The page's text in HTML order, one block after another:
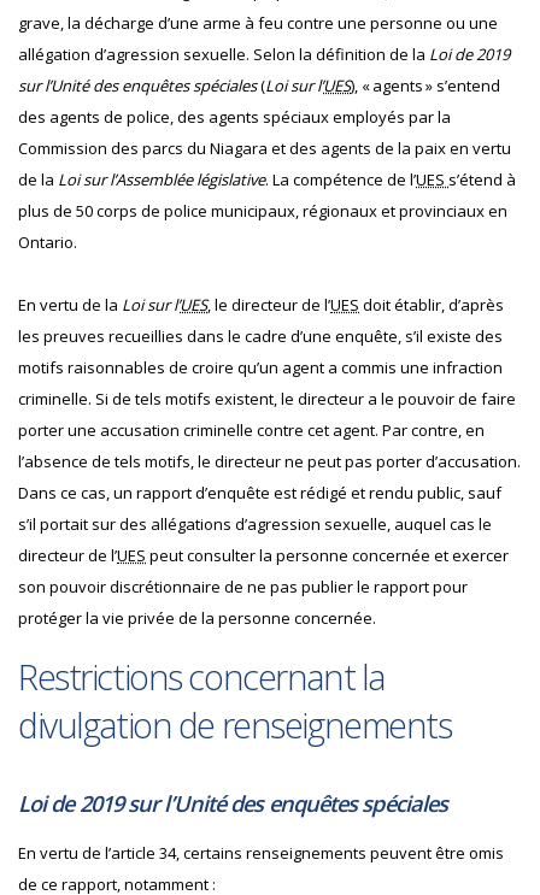
grave, la décharge d’une arme à feu contre une personne ou une
allégation d’agression sexuelle. Selon la définition de la Loi de 2019
sur l’Unité des enquêtes spéciales(Loi sur l’UES), « agents » s’entend
des agents de police, des agents spéciaux employés par la
Commission des parcs du Niagara et des agents de la paix en vertu
de la Loi sur l’Assemblée législative. La compétence de l’UES s’étend à
plus de 50 corps de police municipaux, régionaux et provinciaux en
Ontario.
En vertu de la Loi sur l’UES, le directeur de l’UES doit établir, d’après
les preuves recueillies dans le cadre d’une enquête, s’il existe des
motifs raisonnables de croire qu’un agent a commis une infraction
criminelle. Si de tels motifs existent, le directeur a le pouvoir de faire
porter une accusation criminelle contre cet agent. Par contre, en
l’absence de tels motifs, le directeur ne peut pas porter d’accusation.
Dans ce cas, un rapport d’enquête est rédigé et rendu public, sauf
s’il portait sur des allégations d’agression sexuelle, auquel cas le
directeur de l’UES peut consulter la personne concernée et exercer
son pouvoir discrétionnaire de ne pas publier le rapport pour
protéger la vie privée de la personne concernée.
Restrictions concernant la
divulgation de renseignements
Loi de 2019 sur l’Unité des enquêtes spéciales
En vertu de l’article 34, certains renseignements peuvent être omis
de ce rapport, notamment :